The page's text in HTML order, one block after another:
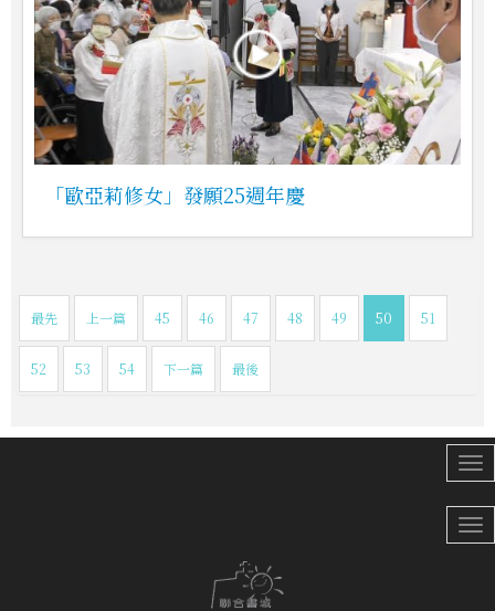
「歐亞莉修女」發願25週年慶
最先 上一篇 45 46 47 48 49 50 51
52 53 54 下一篇 最後